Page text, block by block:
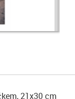
21x30 cm